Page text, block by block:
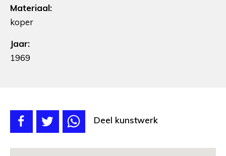
Materiaal:
koper
Jaar:
1969
Deel kunstwerk